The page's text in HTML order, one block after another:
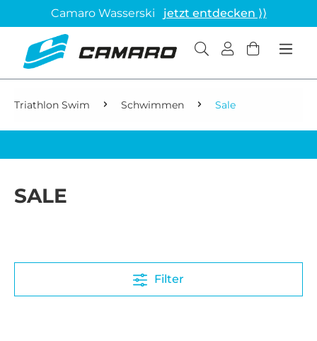
Camaro Wasserski jetzt entdecken ⟩⟩
Triathlon Swim Schwimmen Sale
SALE
Filter